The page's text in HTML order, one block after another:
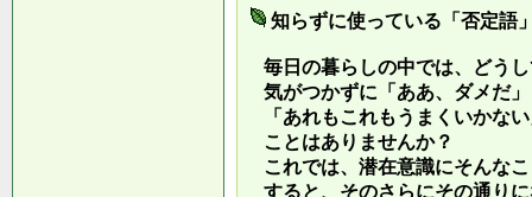
知らずに使っている「否定語
毎日の暮らしの中では、どう
気がつかずに「ああ、ダメだ
「あれもこれもうまくいかな
ことはありませんか？
これでは、潜在意識にそんな
すると、そのさらにその通り